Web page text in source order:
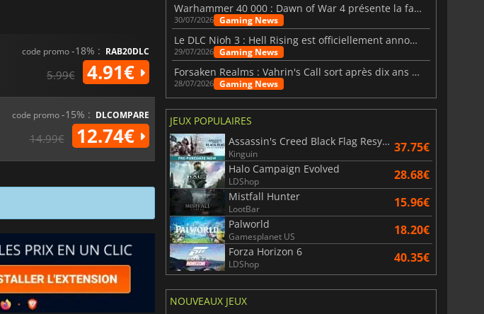
code promo-18% : RAB20DLC
5.99€ 4.91€
code promo-15% : DLCOMPARE
14.99€ 12.74€
Warhammer 40 000 : Dawn of War 4 présente la faction des Nécrons
30/07/2026 Gaming News
Le DLC Nioh 3 : Hell Rising est officiellement annoncé
29/07/2026 Gaming News
Forsaken Realms : Vahrin's Call sort après dix ans de développement
28/07/2026 Gaming News
JEUX POPULAIRES
Assassin's Creed Black Flag Resynced
Kinguin 37.75€
Halo Campaign Evolved
LDShop 28.68€
Mistfall Hunter
LootBar 15.96€
Palworld
Gamesplanet US 18.20€
Forza Horizon 6
LDShop 40.35€
NOUVEAUX JEUX